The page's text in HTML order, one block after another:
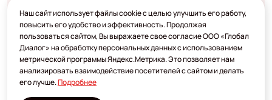
Наш сайт использует файлы cookie с целью улучшить его работу,
повысить его удобство и эффективность. Продолжая
пользоваться сайтом, Вы выражаете свое согласие ООО «Глобал
Диалог» на обработку персональных данных с использованием
метрической программы Яндекс.Метрика. Это позволяет нам
анализировать взаимодействие посетителей с сайтом и делать
его лучше.Подробнее